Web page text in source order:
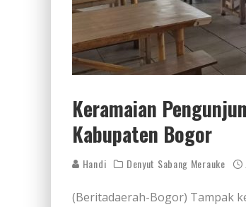
Keramaian
Kabupaten Bogor
Handi Denyut Sabang Merauke
(Beritadaerah-Bogor) Tampak